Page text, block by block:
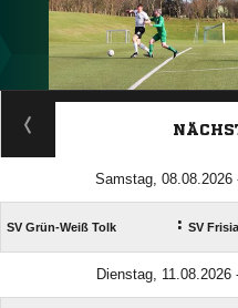
Samstag, 08.08.2026
SV Grün-Weiß Tolk : SV
Dienstag, 11.08.2026